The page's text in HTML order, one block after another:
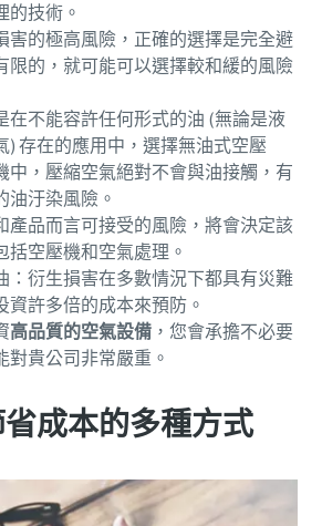
的 10 個步驟
您需要知道的一切
的技術。
害的極高風險，正確的選擇是完全避
限的，就可能可以選擇較和緩的風險
在不能容許任何形式的油 (無論是液
) 存在的應用中，選擇無油式空壓
中，壓縮空氣絕對不會與油接觸，有
油汙染風險。
產品而言可接受的風險，將會決定該
括空壓機和空氣處理。
：衍生損害在多數情況下都具有災難
資許多倍的成本來預防。
高品質的空氣設備，您會承擔不必要
對貴公司非常嚴重。
成本的多種方式